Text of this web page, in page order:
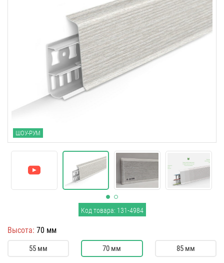
ШОУ-РУМ
Код товара: 131-4984
Высота: 70 мм
55 мм 70 мм 85 мм